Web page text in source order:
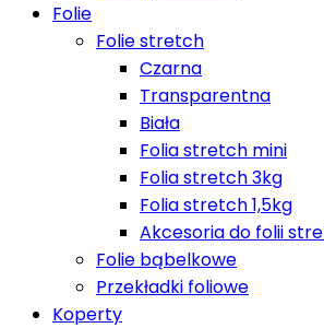
Folie
Folie stretch
Czarna
Transparentna
Biała
Folia stretch mini
Folia stretch 3kg
Folia stretch 1,5kg
Akcesoria do folii
Folie bąbelkowe
Przekładki foliowe
Koperty